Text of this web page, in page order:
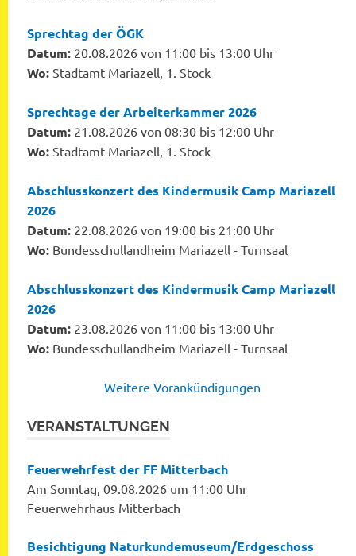
Sprechtag der ÖGK
Datum: 20.08.2026 von 11:00 bis 13:00 Uhr
Wo: Stadtamt Mariazell, 1. Stock
Sprechtage der Arbeiterkammer 2026
Datum: 21.08.2026 von 08:30 bis 12:00 Uhr
Wo: Stadtamt Mariazell, 1. Stock
Abschlusskonzert des Kindermusik Camp Mariazell
2026
Datum: 22.08.2026 von 19:00 bis 21:00 Uhr
Wo: Bundesschullandheim Mariazell - Turnsaal
Abschlusskonzert des Kindermusik Camp Mariazell
2026
Datum: 23.08.2026 von 11:00 bis 13:00 Uhr
Wo: Bundesschullandheim Mariazell - Turnsaal
Weitere Vorankündigungen
VERANSTALTUNGEN
Feuerwehrfest der FF Mitterbach
Am Sonntag, 09.08.2026 um 11:00 Uhr
Feuerwehrhaus Mitterbach
Besichtigung Naturkundemuseum/Erdgeschoss